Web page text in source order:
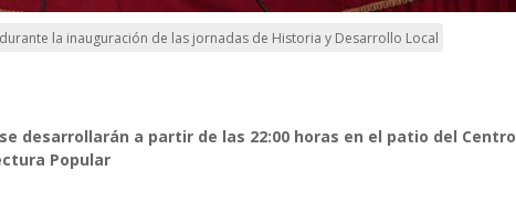
la inauguración de las jornadas de Historia y Desarrollo Local
desarrollarán a partir de las 22:00 horas en el patio del Centro
Popular